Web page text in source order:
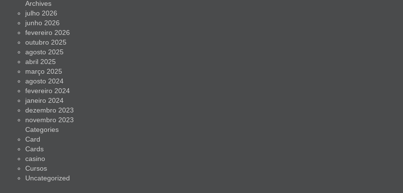
Archives
julho 2026
junho 2026
fevereiro 2026
outubro 2025
agosto 2025
abril 2025
março 2025
agosto 2024
fevereiro 2024
janeiro 2024
dezembro 2023
novembro 2023
Categories
Card
Cards
casino
Cursos
Uncategorized